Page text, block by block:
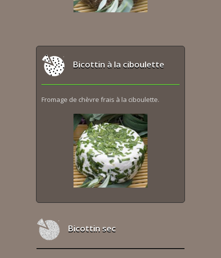
Bicottin à la ciboulette
Fromage de chèvre frais à la ciboulette.
Bicottin sec